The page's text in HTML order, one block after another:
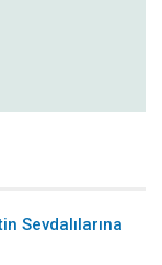
Sevdalılarına